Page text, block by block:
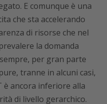
E comunque è una
che sta accelerando
di risorse che nel
la domanda
per gran parte
tranne in alcuni casi,
è ancora inferiore alla
di livello gerarchico.